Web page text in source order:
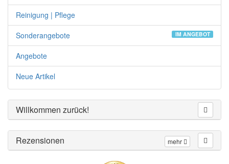
Reinigung | Pflege
Sonderangebote
IM ANGEBOT
Angebote
Neue Artikel
Willkommen zurück!
mehr
Rezensionen